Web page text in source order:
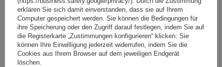
Das strömungsgünstige Profil der Trägerreduziert effektiv
den Luftwiderstand und die Fahrgeräuscheund sorgt so
für hohen Komfort auch auf langen Strecken. Die
durchdachte Formgebung senkt den Kraftstoffverbrauch
zusätzlich. Die serienmäßige obere T-Profilschiene ermöglicht
erklären Sie sich damit einverstanden, dass sie auf Ihrem
Computer gespeichert werden. Sie können die Bedingungen für
ihre Speicherung oder den Zugriff darauf festlegen, indem Sie auf
die Registerkarte „Zustimmungen konfigurieren“ klicken. Sie
können Ihre Einwilligung jederzeit widerrufen, indem Sie die
Cookies aus Ihrem Browser auf dem jeweiligen Endgerät
löschen.